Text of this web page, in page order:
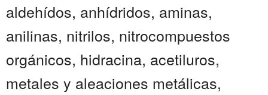
aldehídos, anhídridos, aminas,
anilinas, nitrilos, nitrocompuestos
orgánicos, hidracina, acetiluros,
metales y aleaciones metálicas,